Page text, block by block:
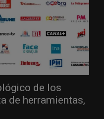
de los
de herramientas,